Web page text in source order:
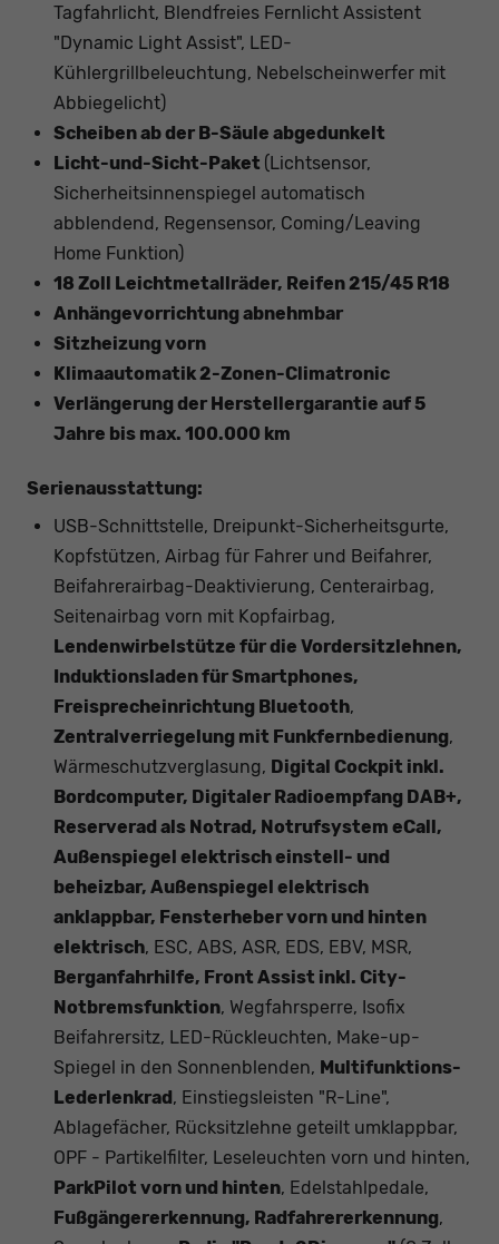
Tagfahrlicht, Blendfreies Fernlicht Assistent
"Dynamic Light Assist", LED-
Kühlergrillbeleuchtung, Nebelscheinwerfer mit
Abbiegelicht)
Scheiben ab der B-Säule abgedunkelt
Licht-und-Sicht-Paket (Lichtsensor,
Sicherheitsinnenspiegel automatisch
abblendend, Regensensor, Coming/Leaving
Home Funktion)
18 Zoll Leichtmetallräder, Reifen 215/45 R18
Anhängevorrichtung abnehmbar
Sitzheizung vorn
Klimaautomatik 2-Zonen-Climatronic
Verlängerung der Herstellergarantie auf 5
Jahre bis max. 100.000 km
Serienausstattung:
USB-Schnittstelle, Dreipunkt-Sicherheitsgurte,
Kopfstützen, Airbag für Fahrer und Beifahrer,
Beifahrerairbag-Deaktivierung, Centerairbag,
Seitenairbag vorn mit Kopfairbag,
Lendenwirbelstütze für die Vordersitzlehnen,
Induktionsladen für Smartphones,
Freisprecheinrichtung Bluetooth,
Zentralverriegelung mit Funkfernbedienung,
Wärmeschutzverglasung, Digital Cockpit inkl.
Bordcomputer, Digitaler Radioempfang DAB+,
Reserverad als Notrad, Notrufsystem eCall,
Außenspiegel elektrisch einstell- und
beheizbar, Außenspiegel elektrisch
anklappbar, Fensterheber vorn und hinten
elektrisch, ESC, ABS, ASR, EDS, EBV, MSR,
Berganfahrhilfe, Front Assist inkl. City-
Notbremsfunktion, Wegfahrsperre, Isofix
Beifahrersitz, LED-Rückleuchten, Make-up-
Spiegel in den Sonnenblenden, Multifunktions-
Lederlenkrad , Einstiegsleisten "R-Line",
Ablagefächer, Rücksitzlehne geteilt umklappbar,
OPF - Partikelfilter, Leseleuchten vorn und hinten,
ParkPilot vorn und hinten, Edelstahlpedale,
Fußgängererkennung, Radfahrererkennung,